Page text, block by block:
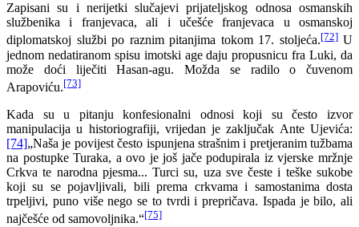
Zapisani su i nerijetki slučajevi prijateljskog odnosa osmanskih
službenika i franjevaca, ali i učešće franjevaca u osmanskoj
diplomatskoj službi po raznim pitanjima tokom 17. stoljeća.[72]U
jednom nedatiranom spisu imotski age daju propusnicu fra Luki, da
može doći liječiti Hasan-agu. Možda se radilo o čuvenom
Arapoviću.[73]
Kada su u pitanju konfesionalni odnosi koji su često izvor
manipulacija u historiografiji, vrijedan je zaključak Ante Ujevića:
[74]„Naša je povijest često ispunjena strašnim i pretjeranim tužbama
na postupke Turaka, a ovo je još jače podupirala iz vjerske mržnje
Crkva te narodna pjesma... Turci su, uza sve česte i teške sukobe
koji su se pojavljivali, bili prema crkvama i samostanima dosta
trpeljivi, puno više nego se to tvrdi i prepričava. Ispada je bilo, ali
najčešće od samovoljnika.“[75]